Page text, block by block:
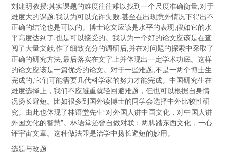
刘建明教授:其实课题的难度往往难以找到一个尺度准确衡量,对于
难度大的课题,我认为可以允许失败,甚至在出现意外情况下得出不
正确的结论也是可以的。博士论文应该是水平的表现,假如它的水
平高度达到了,也是可以接受的。我认为一个好的论文应该是在查
阅了大量文献,作了细致充分的调研后,并在对问题的探索中采取了
正确的研究方法,最后落实在文字上并体现出一定学术功底。这样
的论文应该是一篇优秀的论文。对于一些难题,不是一两个博士生
完成的,它们可能需要几代科学家的努力才能完成。中国研究生在
难度选择上，我们不应避重就轻回避难题，但也可以根据自身情
况扬长避短。比如很多到国外读博士的同学会选择中外比较性研
究。由此也体现了林语堂先生“对外国人讲中国文化，对中国人讲
外国文化的智慧”。林语堂还曾自做对联：两脚踏东西文化，一心
评宇宙文章。这种做法即是治学中扬长避短的妙用。
选题与改题